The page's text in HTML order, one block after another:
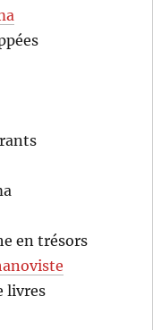
en trésors
livres